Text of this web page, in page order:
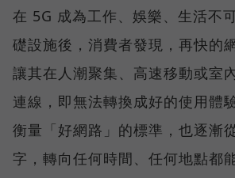
在 5G 成為工作、娛樂、生活不
礎設施後，消費者發現，再快的
讓其在人潮聚集、高速移動或室
連線，即無法轉換成好的使用體
衡量「好網路」的標準，也逐漸
字，轉向任何時間、任何地點都